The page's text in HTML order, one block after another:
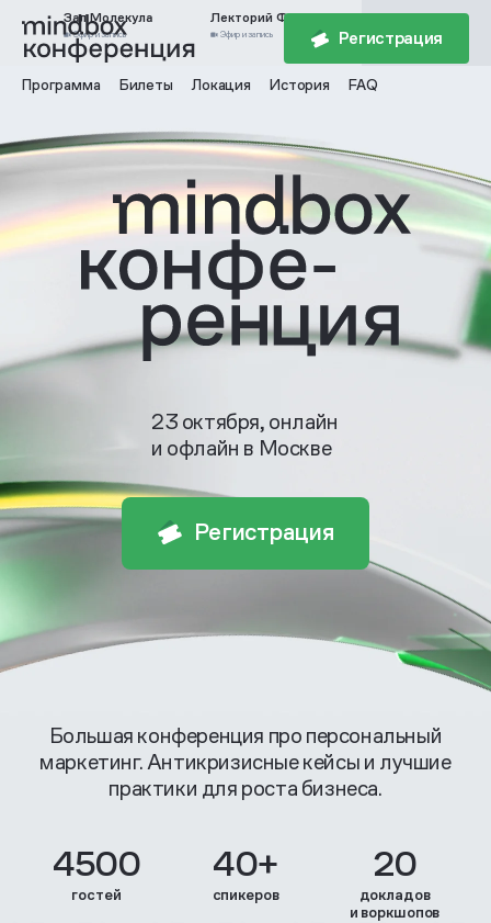
Программа Билеты Локация История FAQ
Регистрация
23 октября, онлайн
и офлайн в Москве
Регистрация
Большая конференция про персональный
маркетинг. Антикризисные кейсы и лучшие
практики для роста бизнеса.
4500
гостей
40+
спикеров
20
докладов
и воркшопов
Зал Молекула
Эфир и запись
Лекторий Физика
Эфир и запись
Выставочное
пространство